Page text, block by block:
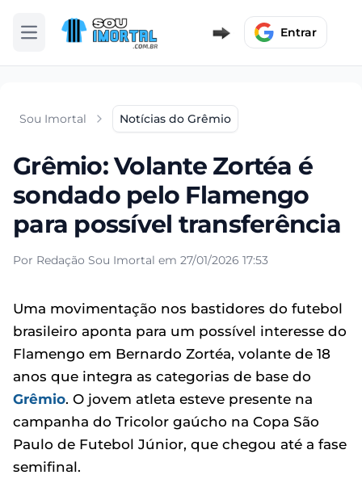
Abrir menu Entrar
Sou Imortal Notícias do Grêmio
Grêmio: Volante Zortéa é
sondado pelo Flamengo
para possível transferência
Por Redação Sou Imortal em 27/01/2026 17:53
Uma movimentação nos bastidores do futebol
brasileiro aponta para um possível interesse do
Flamengo em Bernardo Zortéa, volante de 18
anos que integra as categorias de base do
Grêmio. O jovem atleta esteve presente na
campanha do Tricolor gaúcho na Copa São
Paulo de Futebol Júnior, que chegou até a fase
semifinal.